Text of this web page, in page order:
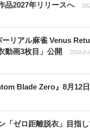
品2027年リリースへ
リアル麻雀 Venus
動画3枚目」公開
Blade Zero』8月12
ゼロ距離脱衣」目指